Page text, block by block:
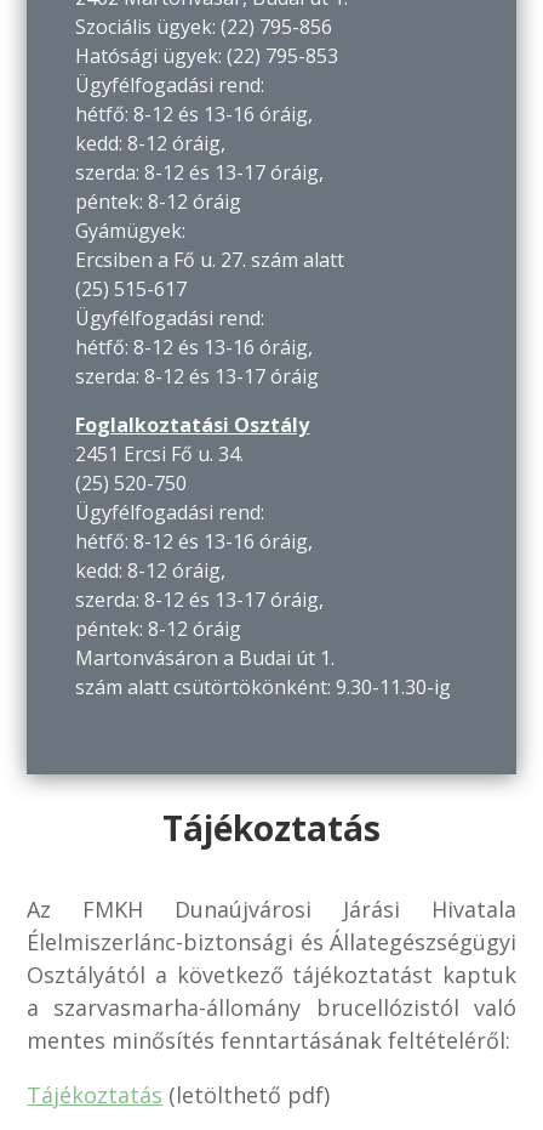
Szociális ügyek: (22) 795-856
Hatósági ügyek: (22) 795-853
Ügyfélfogadási rend:
hétfő: 8-12 és 13-16 óráig,
kedd: 8-12 óráig,
szerda: 8-12 és 13-17 óráig,
péntek: 8-12 óráig
Gyámügyek:
Ercsiben a Fő u. 27. szám alatt
(25) 515-617
Ügyfélfogadási rend:
hétfő: 8-12 és 13-16 óráig,
szerda: 8-12 és 13-17 óráig
Foglalkoztatási Osztály
2451 Ercsi Fő u. 34.
(25) 520-750
Ügyfélfogadási rend:
hétfő: 8-12 és 13-16 óráig,
kedd: 8-12 óráig,
szerda: 8-12 és 13-17 óráig,
péntek: 8-12 óráig
Martonvásáron a Budai út 1.
szám alatt csütörtökönként: 9.30-11.30-ig
Tájékoztatás
Az FMKH Dunaújvárosi Járási Hivatala
Élelmiszerlánc-biztonsági és Állategészségügyi
Osztályától a következő tájékoztatást kaptuk
a szarvasmarha-állomány brucellózistól való
mentes minősítés fenntartásának feltételéről:
Tájékoztatás (letölthető pdf)